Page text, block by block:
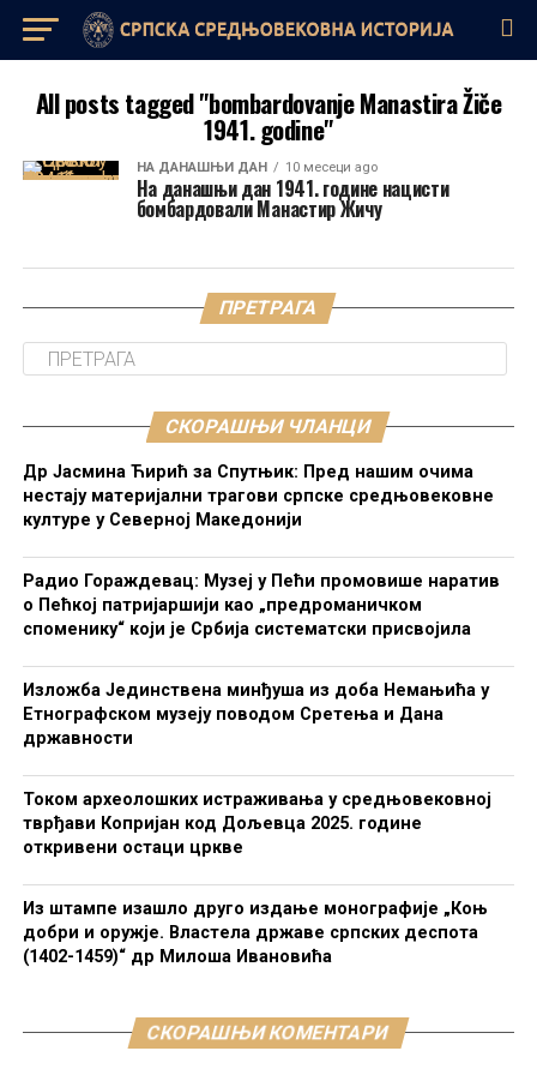
All posts tagged "bombardovanje Manastira Žiče
1941. godine"
НА ДАНАШЊИ ДАН 10 месеци ago
На данашњи дан 1941. године нацисти
бомбардовали Манастир Жичу
ПРЕТРАГА
СКОРАШЊИ ЧЛАНЦИ
Др Јасмина Ћирић за Спутњик: Пред нашим очима
нестају материјални трагови српске средњовековне
културе у Северној Македонији
Радио Гораждевац: Музеј у Пећи промовише наратив
о Пећкој патријаршији као „предроманичком
споменику“ који је Србија систематски присвојила
Изложба Јединствена минђуша из доба Немањића у
Етнографском музеју поводом Сретења и Дана
државности
Током археолошких истраживања у средњовековној
тврђави Копријан код Дољевца 2025. године
откривени остаци цркве
Из штампе изашло друго издање монографије „Коњ
добри и оружје. Властела државе српских деспота
(1402-1459)“ др Милоша Ивановића
СКОРАШЊИ КОМЕНТАРИ